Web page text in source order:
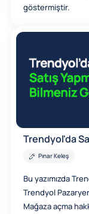
göstermiştir.
Trendyol'da
Pınar Keleş
Bu yazımızda
Trendyol
Mağaza açma